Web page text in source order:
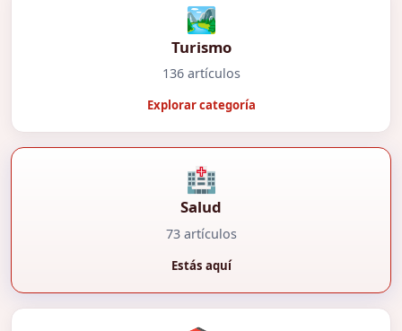
🏞️
Turismo
136 artículos
Explorar categoría
🏥
Salud
73 artículos
Estás aquí